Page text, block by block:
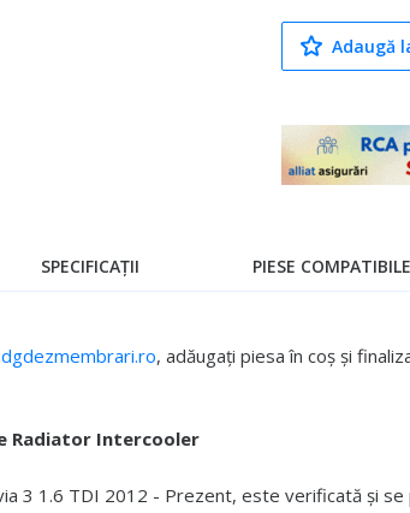
Adaugă
, adăugați piesa în coș și
Radiator Intercooler
3 1.6 TDI 2012 - Prezent, este verificată și
SPECIFICAȚII PIESE COMPATIBILE